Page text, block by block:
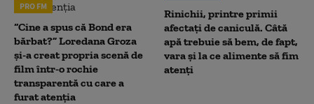
PRO FM
“Cine a spus că Bond era
bărbat?” Loredana Groza
și-a creat propria scenă de
film într-o rochie
transparentă cu care a
furat atenția
Rinichii, printre primii
afectați de caniculă. Câtă
apă trebuie să bem, de fapt,
vara și la ce alimente să fim
atenți